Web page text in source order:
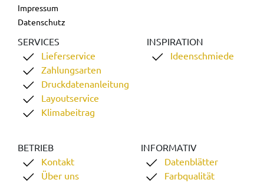
Impressum
Datenschutz
SERVICES
Lieferservice
Zahlungsarten
Druckdatenanleitung
Layoutservice
Klimabeitrag
INSPIRATION
Ideenschmiede
BETRIEB
Kontakt
Über uns
INFORMATIV
Datenblätter
Farbqualität